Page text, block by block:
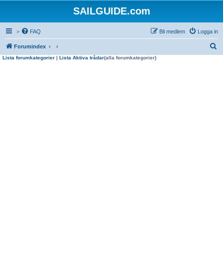
SAILGUIDE.com
> FAQ Logga in
Bli medlem
Forumindex
Lista forumkategorier | Lista Aktiva trådar(alla forumkategorier)